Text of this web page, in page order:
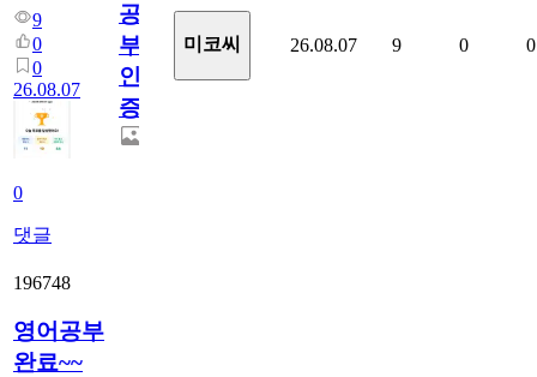
9
0
0
26.08.07
0
댓글
공
부
인
증
미코씨 26.08.07 9 0 0
196748
영어공부
완료~~